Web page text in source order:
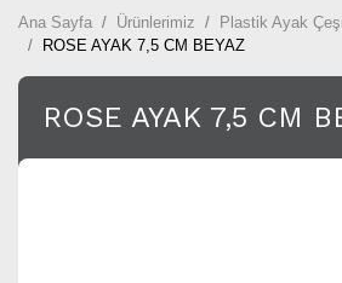
Ana Sayfa Ürünlerimiz
Plastik Ayak
ROSE AYAK 7,5 CM BEYAZ
ROSE AYAK 7,5 CM